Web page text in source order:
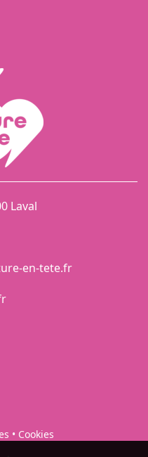
Laval
en-tete.fr
• Cookies